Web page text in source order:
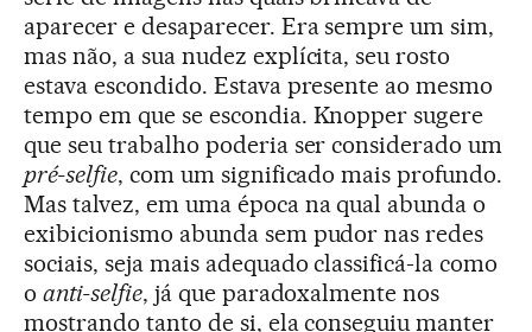
aparecer e desaparecer. Era sempre um sim,
mas não, a sua nudez explícita, seu rosto
estava escondido. Estava presente ao mesmo
tempo em que se escondia. Knopper sugere
que seu trabalho poderia ser considerado um
pré-selfie, com um significado mais profundo.
Mas talvez, em uma época na qual abunda o
exibicionismo abunda sem pudor nas redes
sociais, seja mais adequado classificá-la como
o anti-selfie, já que paradoxalmente nos
mostrando tanto de si, ela conseguiu manter